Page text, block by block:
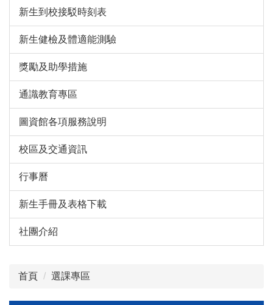
新生到校接駁時刻表
新生健檢及體適能測驗
獎勵及助學措施
通識教育專區
圖資館各項服務說明
校區及交通資訊
行事曆
新生手冊及表格下載
社團介紹
首頁 選課專區